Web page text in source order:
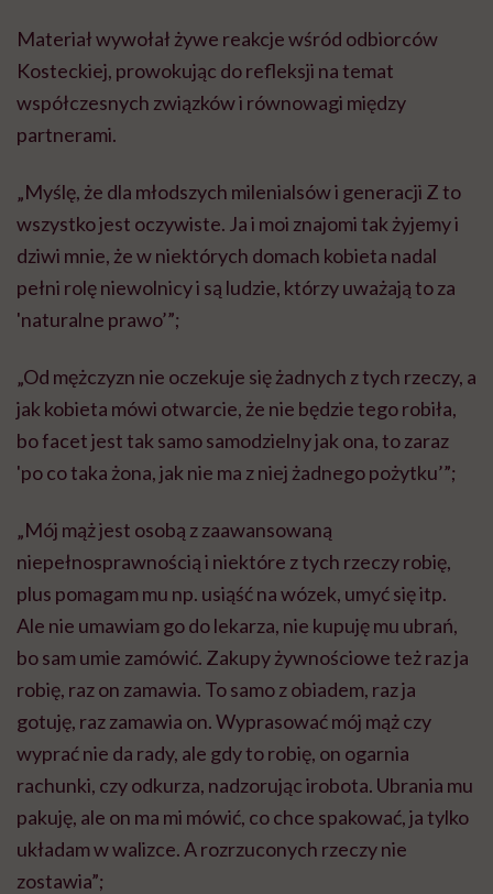
Materiał wywołał żywe reakcje wśród odbiorców
Kosteckiej, prowokując do refleksji na temat
współczesnych związków i równowagi między
partnerami.
„Myślę, że dla młodszych milenialsów i generacji Z to
wszystko jest oczywiste. Ja i moi znajomi tak żyjemy i
dziwi mnie, że w niektórych domach kobieta nadal
pełni rolę niewolnicy i są ludzie, którzy uważają to za
'naturalne prawo’”;
„Od mężczyzn nie oczekuje się żadnych z tych rzeczy, a
jak kobieta mówi otwarcie, że nie będzie tego robiła,
bo facet jest tak samo samodzielny jak ona, to zaraz
'po co taka żona, jak nie ma z niej żadnego pożytku’”;
„Mój mąż jest osobą z zaawansowaną
niepełnosprawnością i niektóre z tych rzeczy robię,
plus pomagam mu np. usiąść na wózek, umyć się itp.
Ale nie umawiam go do lekarza, nie kupuję mu ubrań,
bo sam umie zamówić. Zakupy żywnościowe też raz ja
robię, raz on zamawia. To samo z obiadem, raz ja
gotuję, raz zamawia on. Wyprasować mój mąż czy
wyprać nie da rady, ale gdy to robię, on ogarnia
rachunki, czy odkurza, nadzorując irobota. Ubrania mu
pakuję, ale on ma mi mówić, co chce spakować, ja tylko
układam w walizce. A rozrzuconych rzeczy nie
zostawia”;